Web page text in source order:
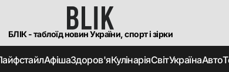
БЛІК - таблоїд новин України, спорт і зірки
АфішаЗдоров'яКулінаріяСвітУкраїнаАвто